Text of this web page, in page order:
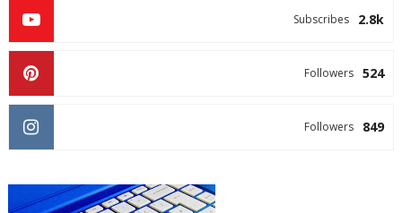
2.8k
Subscribes
524
Followers
849
Followers